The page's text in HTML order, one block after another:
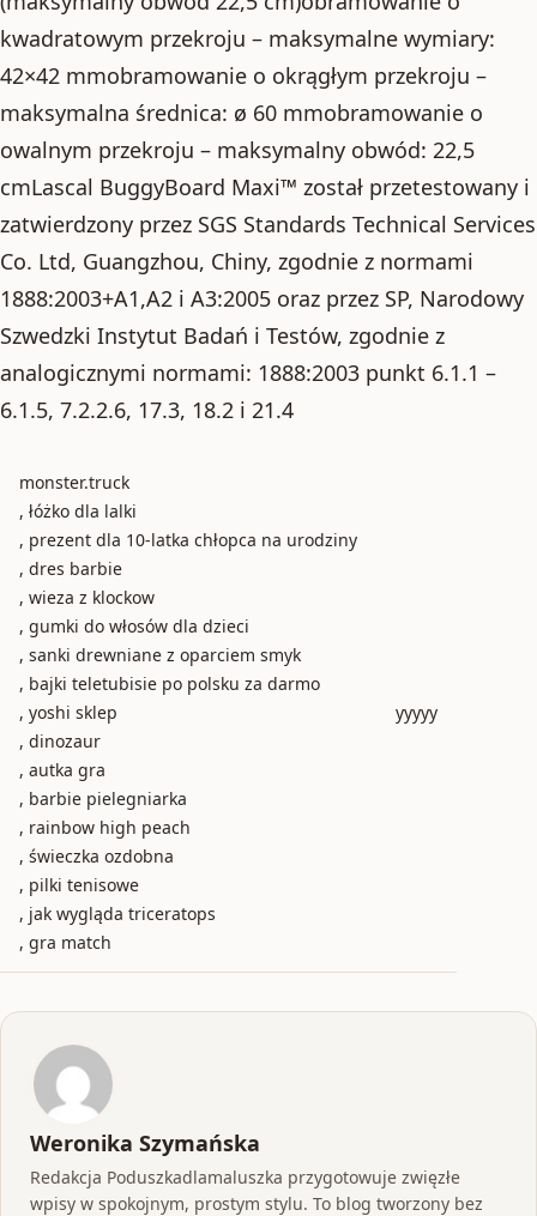
kwadratowym przekroju – maksymalne wymiary:
42×42 mmobramowanie o okrągłym przekroju –
maksymalna średnica: ø 60 mmobramowanie o
owalnym przekroju – maksymalny obwód: 22,5
cmLascal BuggyBoard Maxi™ został przetestowany i
zatwierdzony przez SGS Standards Technical Services
Co. Ltd, Guangzhou, Chiny, zgodnie z normami
1888:2003+A1,A2 i A3:2005 oraz przez SP, Narodowy
Szwedzki Instytut Badań i Testów, zgodnie z
analogicznymi normami: 1888:2003 punkt 6.1.1 –
6.1.5, 7.2.2.6, 17.3, 18.2 i 21.4
monster.truck
, łóżko dla lalki
, prezent dla 10-latka chłopca na urodziny
, dres barbie
, wieza z klockow
, gumki do włosów dla dzieci
, sanki drewniane z oparciem smyk
, bajki teletubisie po polsku za darmo
, yoshi sklep
, dinozaur
, autka gra
, barbie pielegniarka
, rainbow high peach
, świeczka ozdobna
, pilki tenisowe
, jak wygląda triceratops
, gra match
yyyyy
Weronika Szymańska
Redakcja Poduszkadlamaluszka przygotowuje zwięzłe
wpisy w spokojnym, prostym stylu. To blog tworzony bez